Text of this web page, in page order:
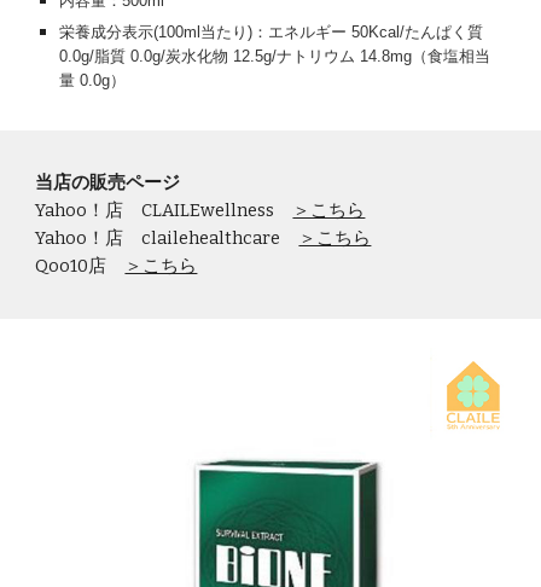
栄養成分表示(100ml当たり)：エネルギー 50Kcal/たんぱく質
0.0g/脂質 0.0g/炭水化物 12.5g/ナトリウム 14.8mg（食塩相当
量 0.0g）
当店の販売ページ
Yahoo！店 CLAILEwellness
＞こちら
Yahoo！店 clailehealthcare
＞こちら
Qoo10店
＞こちら